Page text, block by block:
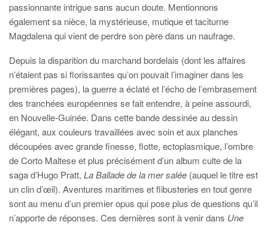
passionnante intrigue sans aucun doute. Mentionnons
également sa nièce, la mystérieuse, mutique et taciturne
Magdalena qui vient de perdre son père dans un naufrage.
Depuis la disparition du marchand bordelais (dont les affaires
n’étaient pas si florissantes qu’on pouvait l’imaginer dans les
premières pages), la guerre a éclaté et l’écho de l’embrasement
des tranchées européennes se fait entendre, à peine assourdi,
en Nouvelle-Guinée. Dans cette bande dessinée au dessin
élégant, aux couleurs travaillées avec soin et aux planches
découpées avec grande finesse, flotte, ectoplasmique, l’ombre
de Corto Maltese et plus précisément d’un album culte de la
saga d’Hugo Pratt, La Ballade de la mer salée (auquel le titre est
un clin d’œil). Aventures maritimes et flibusteries en tout genre
sont au menu d’un premier opus qui pose plus de questions qu’il
n’apporte de réponses. Ces dernières sont à venir dans Une